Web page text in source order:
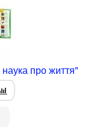
наука про життя"